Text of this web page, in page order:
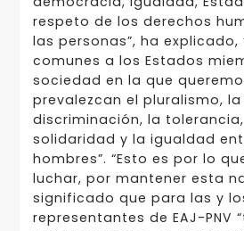
respeto de los derechos
las personas”, ha explicado,
comunes a los Estados
sociedad en la que
prevalezcan el pluralismo, la
discriminación, la
solidaridad y la igualdad
hombres”. “Esto es por lo
luchar, por mantener esta
significado que para las y
representantes de EAJ-PNV